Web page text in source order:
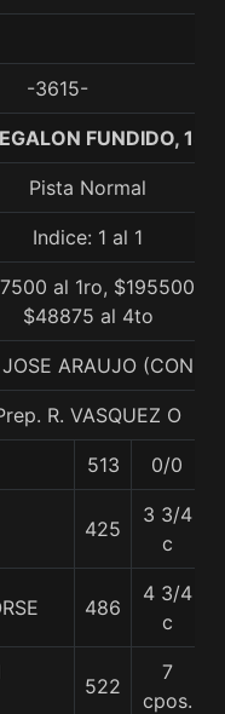
-3615-
FUNDIDO,
Pista Normal
Indice: 1 al 1
al 1ro, $195500
$48875 al 4to
ARAUJO
R. VASQUEZ O
513 0/0
425
3 3/4
c
486
4 3/4
c
522
7
cpos.